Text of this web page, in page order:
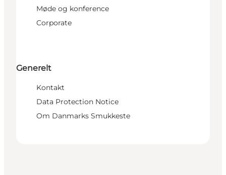
Møde og konference
Corporate
Generelt
Kontakt
Data Protection Notice
Om Danmarks Smukkeste